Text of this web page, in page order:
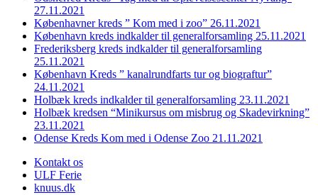
27.11.2021
Københavner kreds ” Kom med i zoo” 26.11.2021
København kreds indkalder til generalforsamling 25.11.2021
Frederiksberg kreds indkalder til generalforsamling
25.11.2021
København Kreds ” kanalrundfarts tur og biograftur”
24.11.2021
Holbæk kreds indkalder til generalforsamling 23.11.2021
Holbæk kredsen “Minikursus om misbrug og Skadevirkning”
23.11.2021
Odense Kreds Kom med i Odense Zoo 21.11.2021
Kontakt os
ULF Ferie
knuus.dk